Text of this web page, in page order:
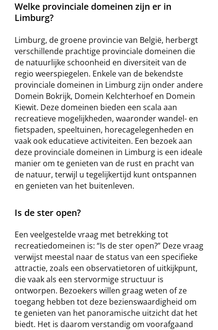
Welke provinciale domeinen zijn er in
Limburg?
Limburg, de groene provincie van België, herbergt
verschillende prachtige provinciale domeinen die
de natuurlijke schoonheid en diversiteit van de
regio weerspiegelen. Enkele van de bekendste
provinciale domeinen in Limburg zijn onder andere
Domein Bokrijk, Domein Kelchterhoef en Domein
Kiewit. Deze domeinen bieden een scala aan
recreatieve mogelijkheden, waaronder wandel- en
fietspaden, speeltuinen, horecagelegenheden en
vaak ook educatieve activiteiten. Een bezoek aan
deze provinciale domeinen in Limburg is een ideale
manier om te genieten van de rust en pracht van
de natuur, terwijl u tegelijkertijd kunt ontspannen
en genieten van het buitenleven.
Is de ster open?
Een veelgestelde vraag met betrekking tot
recreatiedomeinen is: “Is de ster open?” Deze vraag
verwijst meestal naar de status van een specifieke
attractie, zoals een observatietoren of uitkijkpunt,
die vaak als een stervormige structuur is
ontworpen. Bezoekers willen graag weten of ze
toegang hebben tot deze bezienswaardigheid om
te genieten van het panoramische uitzicht dat het
biedt. Het is daarom verstandig om voorafgaand